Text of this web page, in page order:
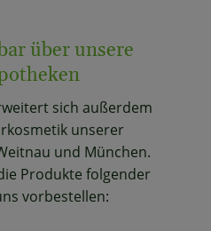
über unsere
sich außerdem
unserer
und München.
Produkte folgender
vorbestellen: